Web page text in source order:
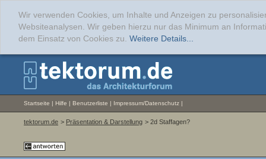
Wir verwenden Cookies, um Inhalte und Anzeigen zu
Websiteanalysen. Wir geben hierzu nur das Minimum an
dem Einsatz von Cookies zu. Weitere Details...
Startseite | Hilfe | Benutzerliste | Impressum/Datenschutz |
tektorum.de > Präsentation & Darstellung > 2d Staffagen?